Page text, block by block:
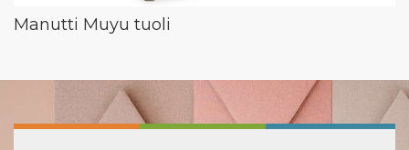
Manutti Muyu tuoli